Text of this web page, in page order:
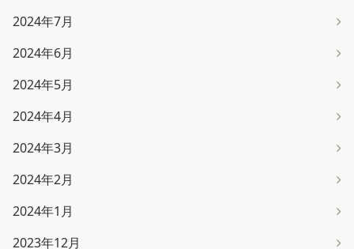
2024年7月
2024年6月
2024年5月
2024年4月
2024年3月
2024年2月
2024年1月
2023年12月